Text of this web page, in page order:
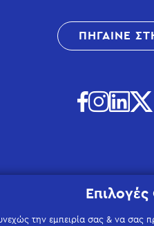
ΠΗΓΑΙΝΕ
την εμπειρία σας & να σας